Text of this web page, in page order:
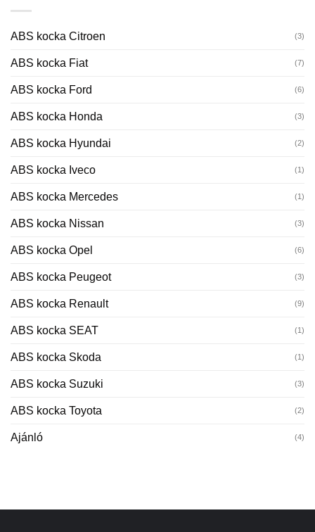
ABS kocka Citroen (3)
ABS kocka Fiat (7)
ABS kocka Ford (6)
ABS kocka Honda (3)
ABS kocka Hyundai (2)
ABS kocka Iveco (1)
ABS kocka Mercedes (1)
ABS kocka Nissan (3)
ABS kocka Opel (6)
ABS kocka Peugeot (3)
ABS kocka Renault (9)
ABS kocka SEAT (1)
ABS kocka Skoda (1)
ABS kocka Suzuki (3)
ABS kocka Toyota (2)
Ajánló (4)